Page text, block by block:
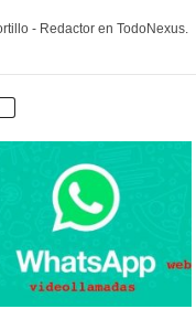
- Redactor en TodoNexus.